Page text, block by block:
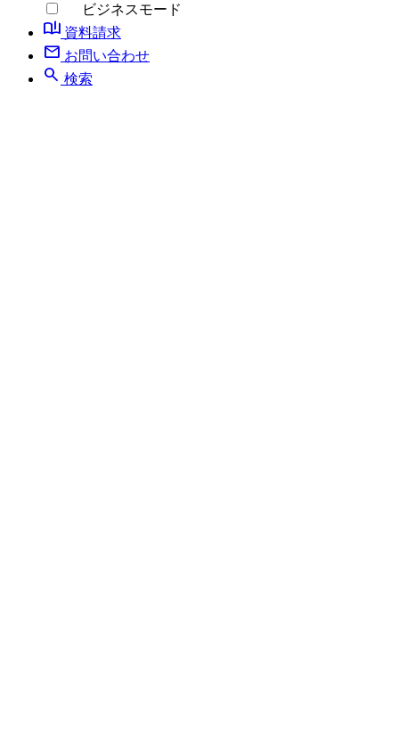
ビジネスモード
book_ribbon 資料請求
mail お問い合わせ
search 検索